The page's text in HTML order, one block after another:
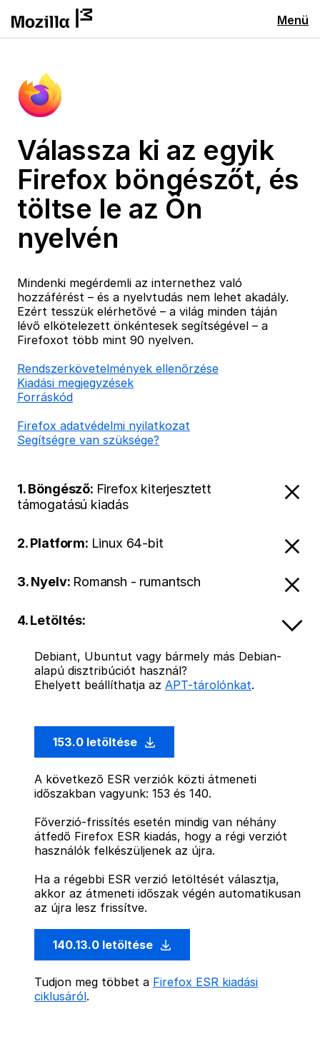
Menü
Válassza ki az egyik
Firefox böngészőt, és
töltse le az Ön
nyelvén
Mindenki megérdemli az internethez való
hozzáférést – és a nyelvtudás nem lehet akadály.
Ezért tesszük elérhetővé – a világ minden táján
lévő elkötelezett önkéntesek segítségével – a
Firefoxot több mint 90 nyelven.
Rendszerkövetelmények ellenőrzése
Kiadási megjegyzések
Forráskód
Firefox adatvédelmi nyilatkozat
Segítségre van szüksége?
1. Böngésző: Firefox kiterjesztett
támogatású kiadás
2. Platform: Linux 64-bit
3. Nyelv: Romansh - rumantsch
4. Letöltés:
Debiant, Ubuntut vagy bármely más Debian-
alapú disztribúciót használ?
Ehelyett beállíthatja az APT-tárolónkat.
153.0 letöltése
A következő ESR verziók közti átmeneti
időszakban vagyunk: 153 és 140.
Főverzió-frissítés esetén mindig van néhány
átfedő Firefox ESR kiadás, hogy a régi verziót
használók felkészüljenek az újra.
Ha a régebbi ESR verzió letöltését választja,
akkor az átmeneti időszak végén automatikusan
az újra lesz frissítve.
140.13.0 letöltése
Tudjon meg többet a Firefox ESR kiadási
ciklusáról.